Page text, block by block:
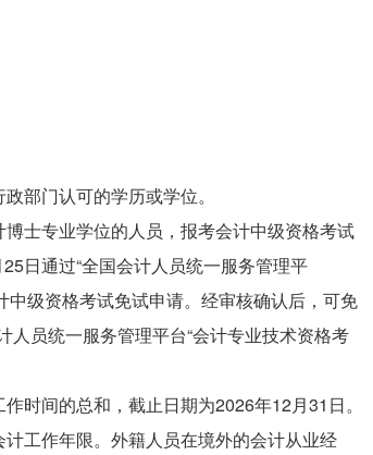
部门认可的学历或学位。
士专业学位的人员，报考会计中级资格考试
日通过“全国会计人员统一服务管理平
中级资格考试免试申请。经审核确认后，可免
员统一服务管理平台“会计专业技术资格考
时间的总和，截止日期为2026年12月31日。
工作年限。外籍人员在境外的会计从业经